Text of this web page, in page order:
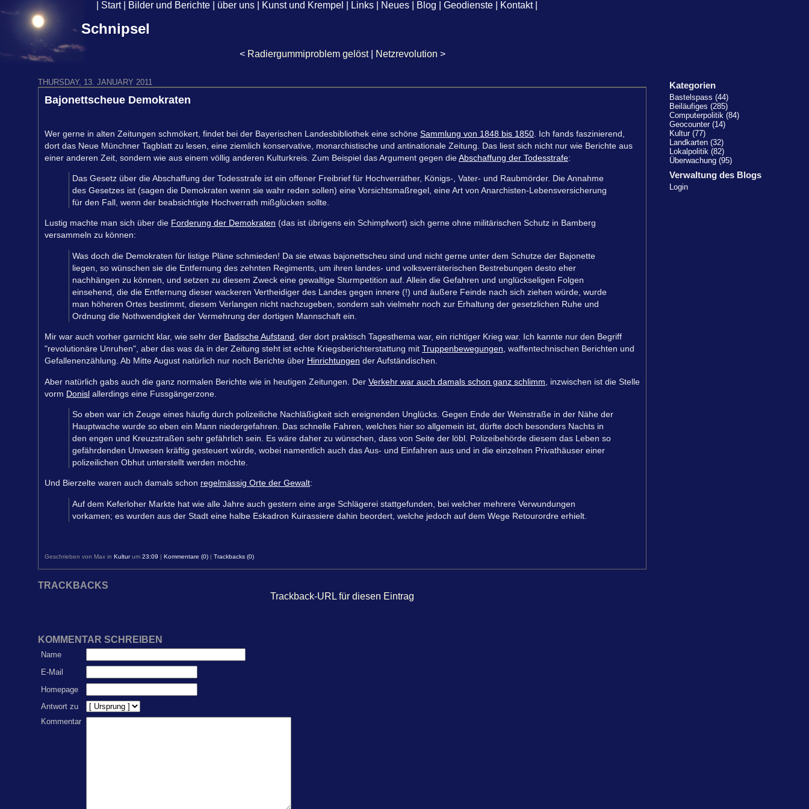
Start| Bilder und Berichte über uns Kunst und Krempel Links Neues Blog Geodienste Kontakt|
Schnipsel
< Radiergummiproblem gelöst Netzrevolution >
THURSDAY, 13. JANUARY 2011
Bajonettscheue Demokraten
Wer gerne in alten Zeitungen schmökert, findet bei der Bayerischen Landesbibliothek eine schöne Sammlung von 1848 bis 1850 . Ich fands faszinierend,
dort das Neue Münchner Tagblatt zu lesen, eine ziemlich konservative, monarchistische und antinationale Zeitung. Das liest sich nicht nur wie Berichte aus
einer anderen Zeit, sondern wie aus einem völlig anderen Kulturkreis. Zum Beispiel das Argument gegen dieAbschaffung der Todesstrafe:
Das Gesetz über die Abschaffung der Todesstrafe ist ein offener Freibrief für Hochverräther, Königs-, Vater- und Raubmörder. Die Annahme
des Gesetzes ist (sagen die Demokraten wenn sie wahr reden sollen) eine Vorsichtsmaßregel, eine Art von Anarchisten-Lebensversicherung
für den Fall, wenn der beabsichtigte Hochverrath mißglücken sollte.
Lustig machte man sich über die Forderung der Demokraten (das ist übrigens ein Schimpfwort) sich gerne ohne militärischen Schutz in Bamberg
versammeln zu können:
Was doch die Demokraten für listige Pläne schmieden! Da sie etwas bajonettscheu sind und nicht gerne unter dem Schutze der Bajonette
liegen, so wünschen sie die Entfernung des zehnten Regiments, um ihren landes- und volksverräterischen Bestrebungen desto eher
nachhängen zu können, und setzen zu diesem Zweck eine gewaltige Sturmpetition auf. Allein die Gefahren und unglückseligen Folgen
einsehend, die die Entfernung dieser wackeren Vertheidiger des Landes gegen innere (!) und äußere Feinde nach sich ziehen würde, wurde
man höheren Ortes bestimmt, diesem Verlangen nicht nachzugeben, sondern sah vielmehr noch zur Erhaltung der gesetzlichen Ruhe und
Ordnung die Nothwendigkeit der Vermehrung der dortigen Mannschaft ein.
Mir war auch vorher garnicht klar, wie sehr der Badische Aufstand , der dort praktisch Tagesthema war, ein richtiger Krieg war. Ich kannte nur den Begriff
"revolutionäre Unruhen", aber das was da in der Zeitung steht ist echte Kriegsberichterstattung mit Truppenbewegungen , waffentechnischen Berichten und
Gefallenenzählung. Ab Mitte August natürlich nur noch Berichte über Hinrichtungen der Aufständischen.
Aber natürlich gabs auch die ganz normalen Berichte wie in heutigen Zeitungen. Der Verkehr war auch damals schon ganz schlimm , inzwischen ist die Stelle
vorm Donisl allerdings eine Fussgängerzone.
So eben war ich Zeuge eines häufig durch polizeiliche Nachläßigkeit sich ereignenden Unglücks. Gegen Ende der Weinstraße in der Nähe der
Hauptwache wurde so eben ein Mann niedergefahren. Das schnelle Fahren, welches hier so allgemein ist, dürfte doch besonders Nachts in
den engen und Kreuzstraßen sehr gefährlich sein. Es wäre daher zu wünschen, dass von Seite der löbl. Polizeibehörde diesem das Leben so
gefährdenden Unwesen kräftig gesteuert würde, wobei namentlich auch das Aus- und Einfahren aus und in die einzelnen Privathäuser einer
polizeilichen Obhut unterstellt werden möchte.
Und Bierzelte waren auch damals schon regelmässig Orte der Gewalt:
Auf dem Keferloher Markte hat wie alle Jahre auch gestern eine arge Schlägerei stattgefunden, bei welcher mehrere Verwundungen
vorkamen; es wurden aus der Stadt eine halbe Eskadron Kuirassiere dahin beordert, welche jedoch auf dem Wege Retourordre erhielt.
Geschrieben von Max in Kulturum 23:09 Kommentare (0) Trackbacks (0)
TRACKBACKS
Trackback-URL für diesen Eintrag
KOMMENTAR SCHREIBEN
Name
E-Mail
Homepage
Antwort zu
Kommentar
Kategorien
Bastelspass (44)
Beiläufiges (285)
Computerpolitik (84)
Geocounter (14)
Kultur (77)
Landkarten (32)
Lokalpolitik (82)
Überwachung (95)
Verwaltung des Blogs
Login